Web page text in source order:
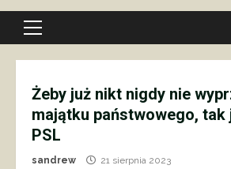
Primary
Żeby już nikt nigdy nie
majątku państwowego, tak
PSL
sandrew 21 sierpnia 2023